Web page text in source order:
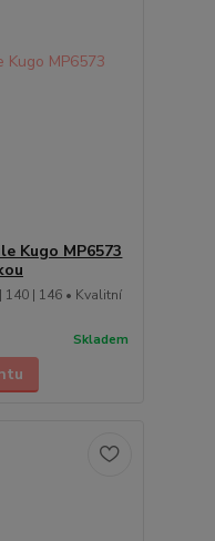
Kugo MP6573
140 | 146 • Kvalitní
Skladem